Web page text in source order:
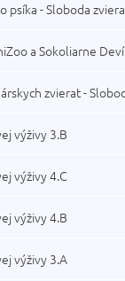
psíka - Sloboda
a Sokoliarne
zvierat -
výživy 3.B
výživy 4.C
výživy 4.B
výživy 3.A